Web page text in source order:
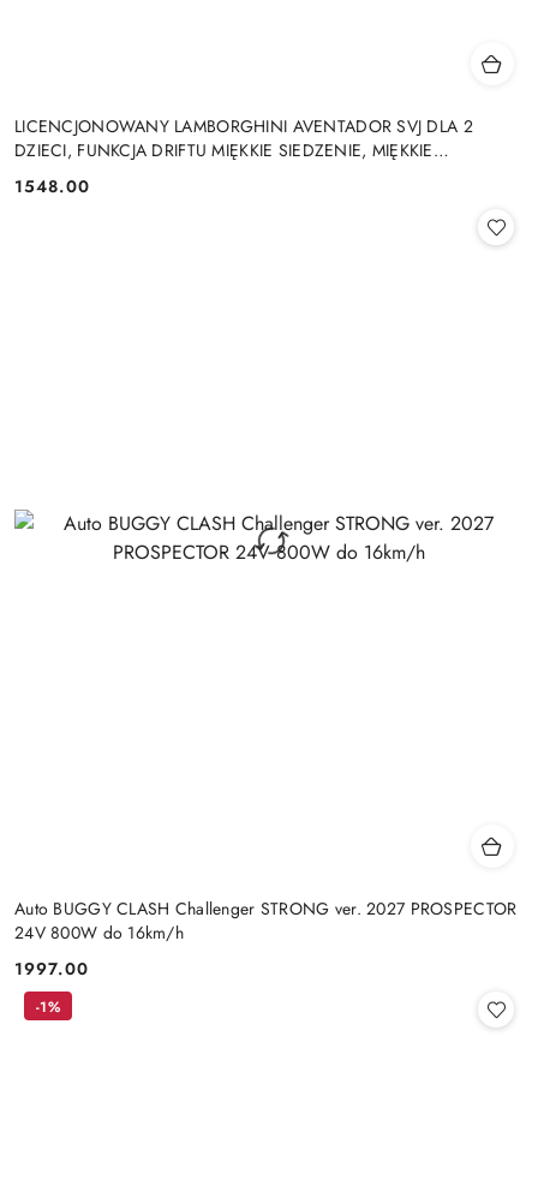
LICENCJONOWANY LAMBORGHINI AVENTADOR SVJ DLA 2
DZIECI, FUNKCJA DRIFTU MIĘKKIE SIEDZENIE, MIĘKKIE
Cena:
1548.00
Auto BUGGY CLASH Challenger STRONG ver. 2027 PROSPECTOR
24V 800W do 16km/h
Cena:
1997.00
-1%